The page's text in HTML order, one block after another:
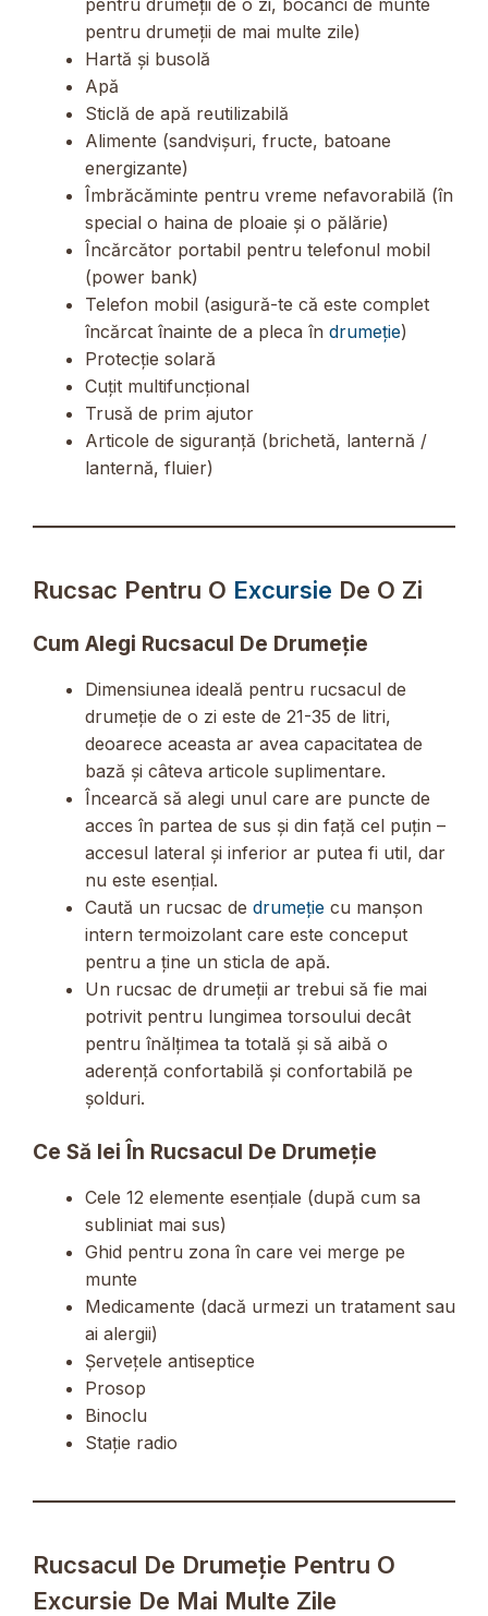
pentru drumeții de mai multe zile)
Hartă și busolă
Apă
Sticlă de apă reutilizabilă
Alimente (sandvișuri, fructe, batoane
energizante)
Îmbrăcăminte pentru vreme nefavorabilă (în
special o haina de ploaie și o pălărie)
Încărcător portabil pentru telefonul mobil
(power bank)
Telefon mobil (asigură-te că este complet
încărcat înainte de a pleca în drumeție)
Protecție solară
Cuțit multifuncțional
Trusă de prim ajutor
Articole de siguranță (brichetă, lanternă /
lanternă, fluier)
Rucsac Pentru O Excursie De O Zi
Cum Alegi Rucsacul De Drumeție
Dimensiunea ideală pentru rucsacul de
drumeție de o zi este de 21-35 de litri,
deoarece aceasta ar avea capacitatea de
bază și câteva articole suplimentare.
Încearcă să alegi unul care are puncte de
acces în partea de sus și din față cel puțin –
accesul lateral și inferior ar putea fi util, dar
nu este esențial.
Caută un rucsac de drumeție cu manșon
intern termoizolant care este conceput
pentru a ține un sticla de apă.
Un rucsac de drumeții ar trebui să fie mai
potrivit pentru lungimea torsoului decât
pentru înălțimea ta totală și să aibă o
aderență confortabilă și confortabilă pe
șolduri.
Ce Să Iei În Rucsacul De Drumeție
Cele 12 elemente esențiale (după cum sa
subliniat mai sus)
Ghid pentru zona în care vei merge pe
munte
Medicamente (dacă urmezi un tratament sau
ai alergii)
Șervețele antiseptice
Prosop
Binoclu
Stație radio
Rucsacul De Drumeție Pentru O
Excursie De Mai Multe Zile